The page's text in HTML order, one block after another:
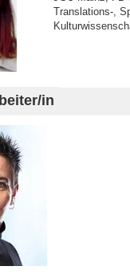
Translations-,
in